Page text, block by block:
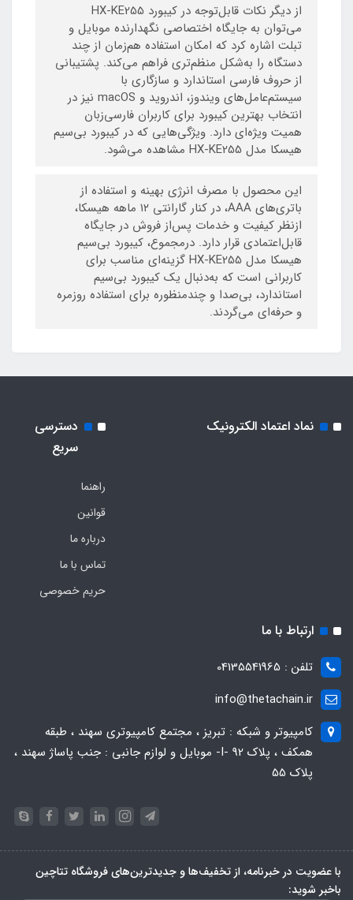
از دیگر نکات قابل‌توجه در کیبورد HX-KE255
می‌توان به جایگاه اختصاصی نگهدارنده موبایل و
تبلت اشاره کرد که امکان استفاده هم‌زمان از چند
دستگاه را به‌شکل منظم‌تری فراهم می‌کند. پشتیبانی
از حروف فارسی استاندارد و سازگاری با
سیستم‌عامل‌های ویندوز، اندروید و macOS نیز در
انتخاب بهترین کیبورد برای کاربران فارسی‌زبان
همیت ویژه‌ای دارد. ویژگی‌هایی که در کیبورد بی‌سیم
هیسکا مدل HX-KE255 مشاهده می‌شود.
این محصول با مصرف انرژی بهینه و استفاده از
باتری‌های AAA، در کنار گارانتی ۱۲ ماهه هیسکا،
ازنظر کیفیت و خدمات پس‌از فروش در جایگاه
قابل‌اعتمادی قرار دارد. درمجموع، کیبورد بی‌سیم
هیسکا مدل HX-KE255 گزینه‌ای مناسب برای
کاربرانی است که به‌دنبال یک کیبورد بی‌سیم
استاندارد، بی‌صدا و چندمنظوره برای استفاده روزمره
و حرفه‌ای می‌گردند.
نماد اعتماد الکترونیک
دسترسی
سریع
راهنما
قوانین
درباره ما
تماس با ما
حریم خصوصی
ارتباط با ما
تلفن : 04135541965
info@thetachain.ir
کامپیوتر و شبکه : تبریز ، مجتمع کامپیوتری سهند ، طبقه
همکف ، پلاک 92 -I- موبایل و لوازم جانبی : جنب پاساژ سهند ،
پلاک 55
با عضویت در خبرنامه، از تخفیف‌ها و جدیدترین‌های فروشگاه تتاچین
باخبر شوید: